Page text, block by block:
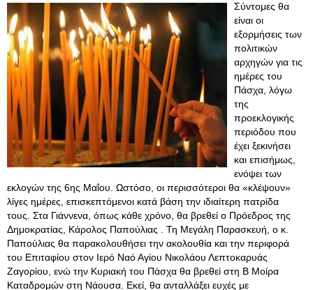
Σύντομες θα
είναι οι
εξορμήσεις των
πολιτικών
αρχηγών για τις
ημέρες του
Πάσχα, λόγω
της
προεκλογικής
περιόδου που
έχει ξεκινήσει
και επισήμως,
ενόψει των
εκλογών της 6ης Μαΐου. Ωστόσο, οι περισσότεροι θα «κλέψουν»
λίγες ημέρες, επισκεπτόμενοι κατά βάση την ιδιαίτερη πατρίδα
τους. Στα Γιάννενα, όπως κάθε χρόνο, θα βρεθεί ο Πρόεδρος της
Δημοκρατίας, Κάρολος Παπούλιας . Τη Μεγάλη Παρασκευή, ο κ.
Παπούλιας θα παρακολουθήσει την ακολουθία και την περιφορά
του Επιταφίου στον Ιερό Ναό Αγίου Νικολάου Λεπτοκαρυάς
Ζαγορίου, ενώ την Κυριακή του Πάσχα θα βρεθεί στη B Μοίρα
Καταδρομών στη Νάουσα. Εκεί, θα ανταλλάξει ευχές με